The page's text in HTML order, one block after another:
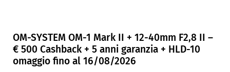
OM-SYSTEM OM-1 Mark II + 12-40mm F2,8 II –
€ 500 Cashback + 5 anni garanzia + HLD-10
omaggio fino al 16/08/2026